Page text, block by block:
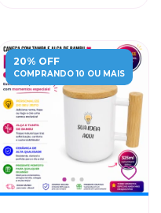
20% OFF
COMPRANDO 10 OU MAIS